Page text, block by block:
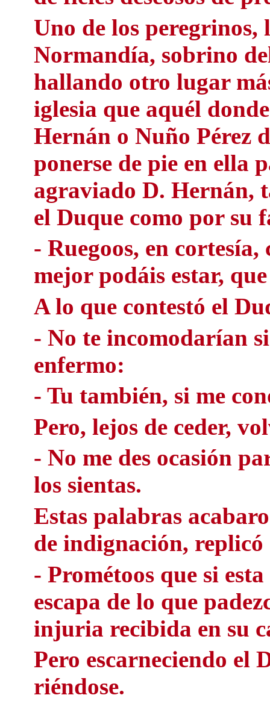
Uno de los
Normandía, sobrino
hallando otro lugar
iglesia que aquél
Hernán o Nuño Pérez
ponerse de pie en ella
agraviado D. Hernán,
el Duque como por su
- Ruegoos, en
mejor podáis estar,
A lo que contestó el
- No te incomodarían
enfermo:
- Tu también, si me
Pero, lejos de ceder,
- No me des ocasión
los sientas.
Estas palabras
de indignación,
- Prométoos que si
escapa de lo que
injuria recibida en su
Pero escarneciendo el
riéndose.